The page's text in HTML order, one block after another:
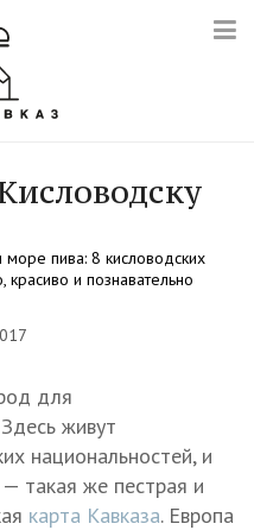
море пива: 8 кисловодских
красиво и познавательно
для
живут
национальностей, и
такая же пестрая и
карта Кавказа. Европа